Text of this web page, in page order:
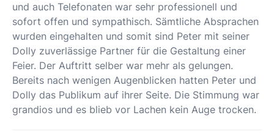
und auch Telefonaten war sehr professionell und
sofort offen und sympathisch. Sämtliche Absprachen
wurden eingehalten und somit sind Peter mit seiner
Dolly zuverlässige Partner für die Gestaltung einer
Feier. Der Auftritt selber war mehr als gelungen.
Bereits nach wenigen Augenblicken hatten Peter und
Dolly das Publikum auf ihrer Seite. Die Stimmung war
grandios und es blieb vor Lachen kein Auge trocken.